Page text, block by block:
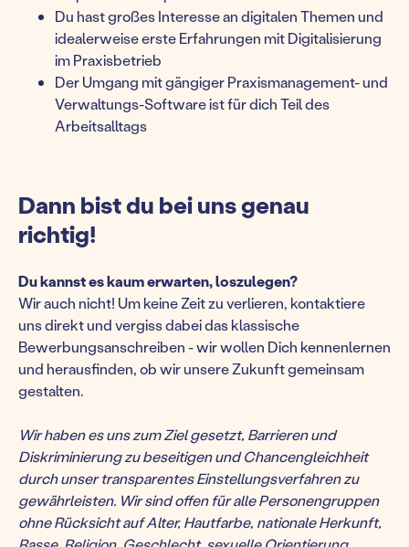
Du hast großes Interesse an digitalen Themen und
idealerweise erste Erfahrungen mit Digitalisierung
im Praxisbetrieb
Der Umgang mit gängiger Praxismanagement- und
Verwaltungs-Software ist für dich Teil des
Arbeitsalltags
Dann bist du bei uns genau
richtig!
Du kannst es kaum erwarten, loszulegen?
Wir auch nicht! Um keine Zeit zu verlieren, kontaktiere
uns direkt und vergiss dabei das klassische
Bewerbungsanschreiben - wir wollen Dich kennenlernen
und herausfinden, ob wir unsere Zukunft gemeinsam
gestalten.
Wir haben es uns zum Ziel gesetzt, Barrieren und
Diskriminierung zu beseitigen und Chancengleichheit
durch unser transparentes Einstellungsverfahren zu
gewährleisten. Wir sind offen für alle Personengruppen
ohne Rücksicht auf Alter, Hautfarbe, nationale Herkunft,